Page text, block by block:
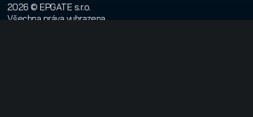
2026 © EPGATE s.r.o.
Všechna práva vyhrazena